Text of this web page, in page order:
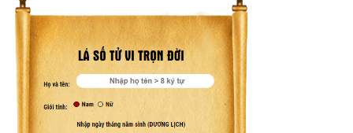
cáo Skype
cáo TVC
cáo Cốc Cốc
ứng dụng hay
Hỏi đáp Website